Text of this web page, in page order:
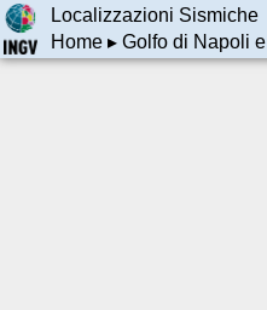
Localizzazioni Sismiche
Home▸ Golfo di Napoli